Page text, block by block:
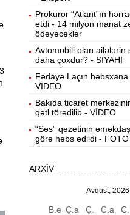
ödənişi
12:06
“Azərişıq“ Bakı və
güc mərkəzləri
11:49
Bu il
qədər bahalandığı
Qiymətlər
11:34
İnvestisiya
üzrə dövriyyəsi nə
CƏDVƏL
11:20
Sabiq nazirin
satıldı -463 min
Prokuror “Atlant”ın
etdi - 14 milyon manat
ödəyəcəklər
Avtomobili olan ailələrin
daha çoxdur? - SİYAHI
Fədayə Laçın həbsxana
VİDEO
Bakıda ticarət
qətl törədilib - VİDEO
“Səs” qəzetinin
görə həbs edildi - FOTO
ARXİV
Avqust, 2026
B.e Ç.a Ç. C.a C.